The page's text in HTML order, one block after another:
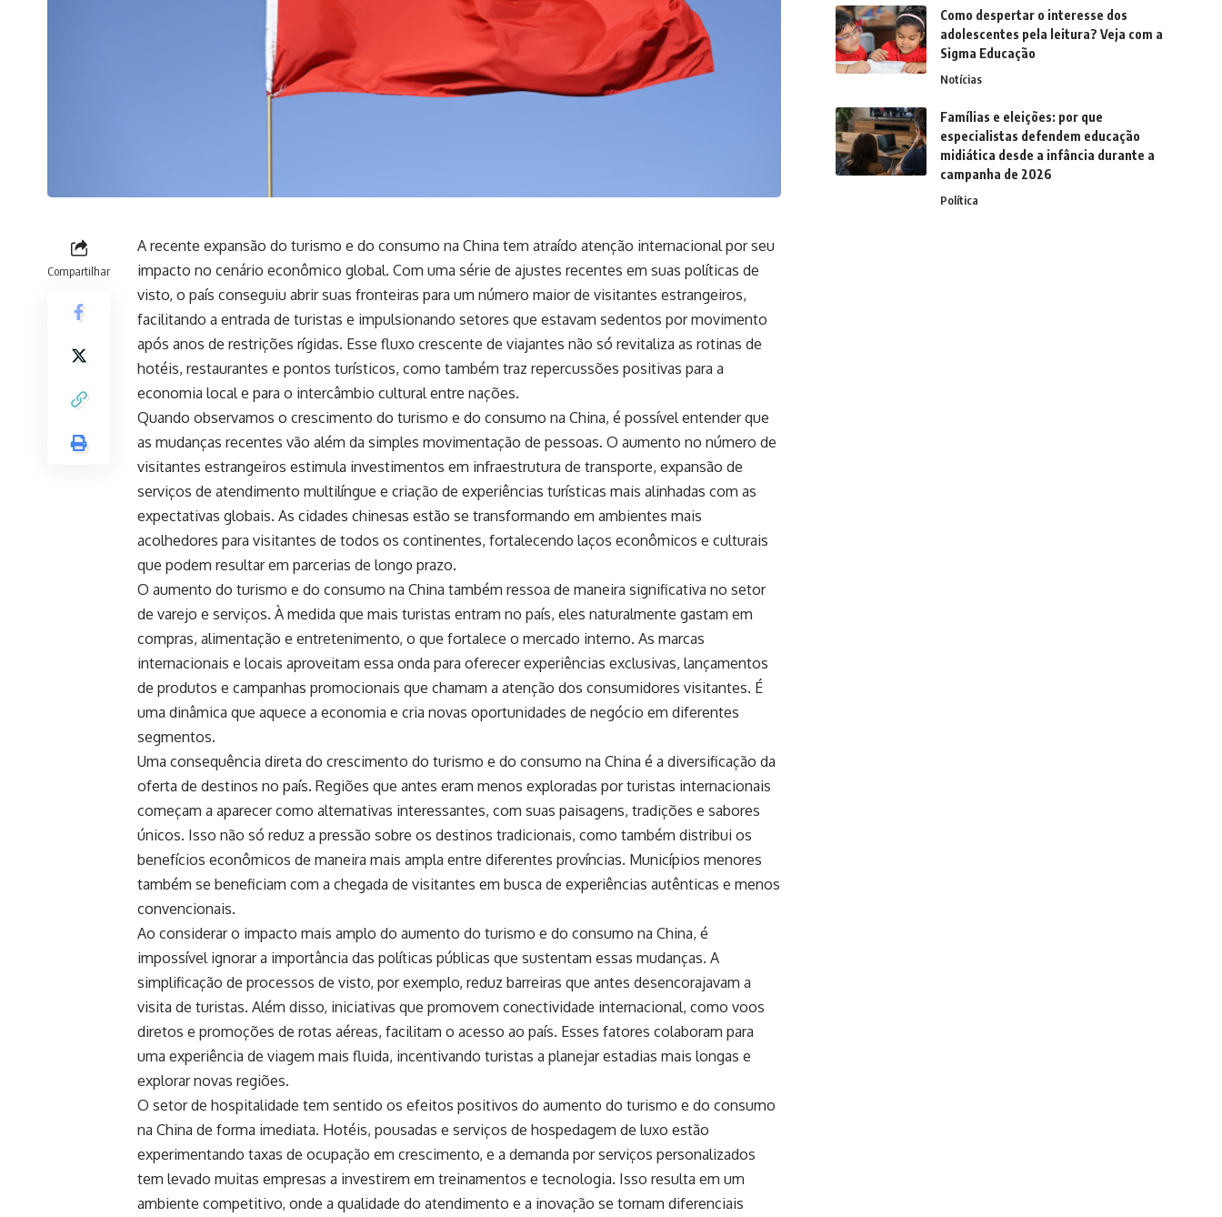
Compartilhar
A recente expansão do turismo e do consumo na China tem atraído atenção internacional por seu
impacto no cenário econômico global. Com uma série de ajustes recentes em suas políticas de
visto, o país conseguiu abrir suas fronteiras para um número maior de visitantes estrangeiros,
facilitando a entrada de turistas e impulsionando setores que estavam sedentos por movimento
após anos de restrições rígidas. Esse fluxo crescente de viajantes não só revitaliza as rotinas de
hotéis, restaurantes e pontos turísticos, como também traz repercussões positivas para a
economia local e para o intercâmbio cultural entre nações.
Quando observamos o crescimento do turismo e do consumo na China, é possível entender que
as mudanças recentes vão além da simples movimentação de pessoas. O aumento no número de
visitantes estrangeiros estimula investimentos em infraestrutura de transporte, expansão de
serviços de atendimento multilíngue e criação de experiências turísticas mais alinhadas com as
expectativas globais. As cidades chinesas estão se transformando em ambientes mais
acolhedores para visitantes de todos os continentes, fortalecendo laços econômicos e culturais
que podem resultar em parcerias de longo prazo.
O aumento do turismo e do consumo na China também ressoa de maneira significativa no setor
de varejo e serviços. À medida que mais turistas entram no país, eles naturalmente gastam em
compras, alimentação e entretenimento, o que fortalece o mercado interno. As marcas
internacionais e locais aproveitam essa onda para oferecer experiências exclusivas, lançamentos
de produtos e campanhas promocionais que chamam a atenção dos consumidores visitantes. É
uma dinâmica que aquece a economia e cria novas oportunidades de negócio em diferentes
segmentos.
Uma consequência direta do crescimento do turismo e do consumo na China é a diversificação da
oferta de destinos no país. Regiões que antes eram menos exploradas por turistas internacionais
começam a aparecer como alternativas interessantes, com suas paisagens, tradições e sabores
únicos. Isso não só reduz a pressão sobre os destinos tradicionais, como também distribui os
benefícios econômicos de maneira mais ampla entre diferentes províncias. Municípios menores
também se beneficiam com a chegada de visitantes em busca de experiências autênticas e menos
convencionais.
Ao considerar o impacto mais amplo do aumento do turismo e do consumo na China, é
impossível ignorar a importância das políticas públicas que sustentam essas mudanças. A
simplificação de processos de visto, por exemplo, reduz barreiras que antes desencorajavam a
visita de turistas. Além disso, iniciativas que promovem conectividade internacional, como voos
diretos e promoções de rotas aéreas, facilitam o acesso ao país. Esses fatores colaboram para
uma experiência de viagem mais fluida, incentivando turistas a planejar estadias mais longas e
explorar novas regiões.
O setor de hospitalidade tem sentido os efeitos positivos do aumento do turismo e do consumo
na China de forma imediata. Hotéis, pousadas e serviços de hospedagem de luxo estão
experimentando taxas de ocupação em crescimento, e a demanda por serviços personalizados
tem levado muitas empresas a investirem em treinamentos e tecnologia. Isso resulta em um
ambiente competitivo, onde a qualidade do atendimento e a inovação se tornam diferenciais
Como despertar o interesse dos
adolescentes pela leitura? Veja com a
Sigma Educação
Notícias
Famílias e eleições: por que
especialistas defendem educação
midiática desde a infância durante a
campanha de 2026
Política